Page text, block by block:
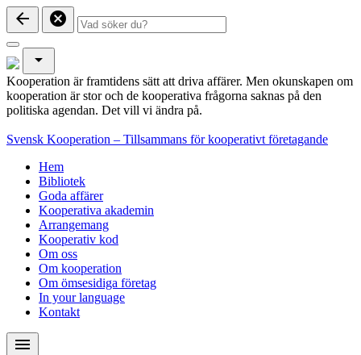
arrow_back cancel
arrow_drop_down
Kooperation är framtidens sätt att driva affärer. Men okunskapen om
kooperation är stor och de kooperativa frågorna saknas på den
politiska agendan. Det vill vi ändra på.
Svensk Kooperation – Tillsammans för kooperativt företagande
Hem
Bibliotek
Goda affärer
Kooperativa akademin
Arrangemang
Kooperativ kod
Om oss
Om kooperation
Om ömsesidiga företag
In your language
Kontakt
menu